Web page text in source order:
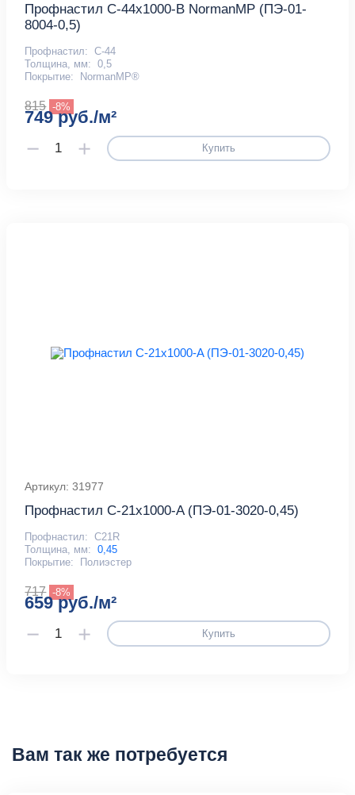
Профнастил С-44x1000-B NormanMP (ПЭ-01-
8004-0,5)
Профнастил: С-44
Толщина, мм: 0,5
Покрытие:
NormanMP®
815 -8%
749 руб./м²
Купить
Артикул: 31977
Профнастил С-21x1000-A (ПЭ-01-3020-0,45)
Профнастил: С21R
Толщина, мм: 0,45
Покрытие:
Полиэстер
717 -8%
659 руб./м²
Купить
Вам так же потребуется